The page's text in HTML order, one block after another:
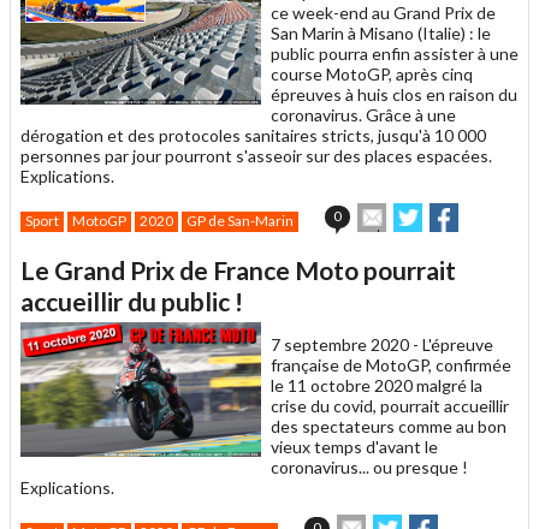
ce week-end au Grand Prix de
San Marin à Misano (Italie) : le
public pourra enfin assister à une
course MotoGP, après cinq
épreuves à huis clos en raison du
coronavirus. Grâce à une
dérogation et des protocoles sanitaires stricts, jusqu'à 10 000
personnes par jour pourront s'asseoir sur des places espacées.
Explications.
Sport MotoGP 2020 GP de San-Marin 0
Envoyer
cet
à
Partager
sur sur
Le Grand Prix de France Moto pourrait
accueillir du public !
7 septembre 2020 - L'épreuve
française de MotoGP, confirmée
le 11 octobre 2020 malgré la
crise du covid, pourrait accueillir
des spectateurs comme au bon
vieux temps d'avant le
coronavirus... ou presque !
Explications.
EnvoyerPartager